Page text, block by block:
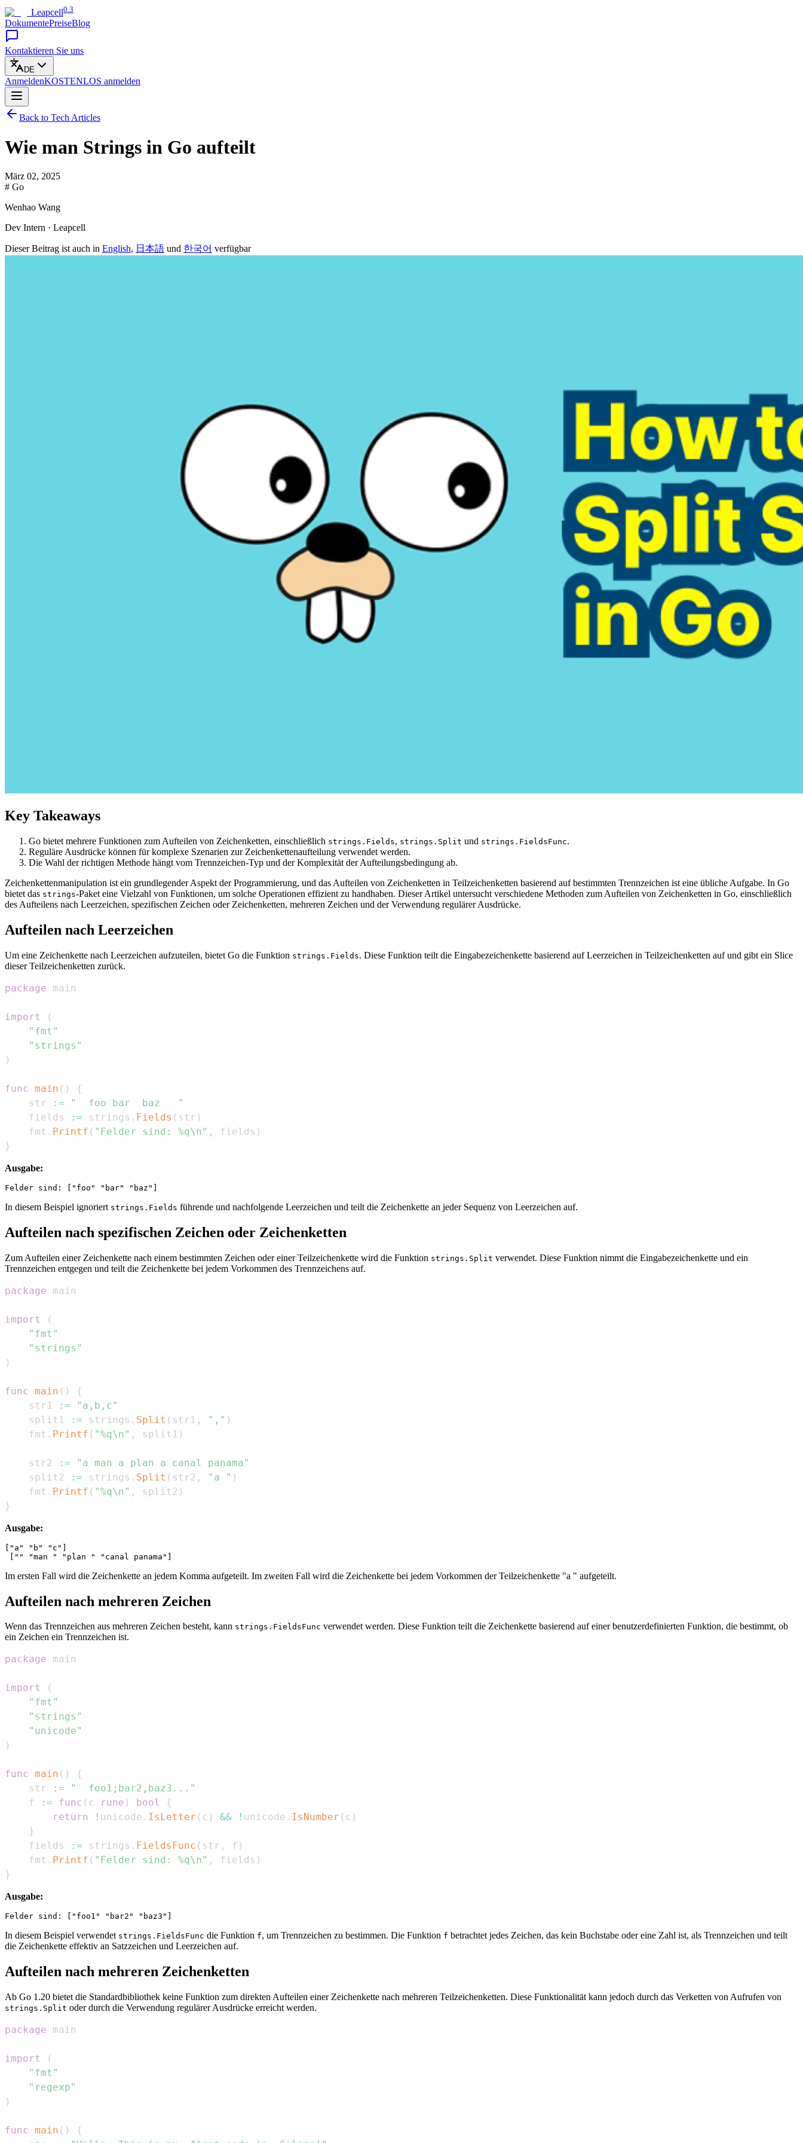
Leapcell0.3
DokumentePreiseBlog
Kontaktieren Sie uns
DE
AnmeldenKOSTENLOS anmelden
Back to Tech Articles
Wie man Strings in Go aufteilt
März 02, 2025
# Go
Wenhao Wang
Dev Intern · Leapcell
Dieser Beitrag ist auch in English, 日本語 und 한국어 verfügbar
Key Takeaways
Go bietet mehrere Funktionen zum Aufteilen von Zeichenketten, einschließlich strings.Fields, strings.Split und strings.FieldsFunc.
Reguläre Ausdrücke können für komplexe Szenarien zur Zeichenkettenaufteilung verwendet werden.
Die Wahl der richtigen Methode hängt vom Trennzeichen-Typ und der Komplexität der Aufteilungsbedingung ab.
Zeichenkettenmanipulation ist ein grundlegender Aspekt der Programmierung, und das Aufteilen von Zeichenketten in Teilzeichenketten basierend auf bestimmten Trennzeichen ist eine übliche Aufgabe. In Go
bietet das strings-Paket eine Vielzahl von Funktionen, um solche Operationen effizient zu handhaben. Dieser Artikel untersucht verschiedene Methoden zum Aufteilen von Zeichenketten in Go, einschließlich
des Aufteilens nach Leerzeichen, spezifischen Zeichen oder Zeichenketten, mehreren Zeichen und der Verwendung regulärer Ausdrücke.
Aufteilen nach Leerzeichen
Um eine Zeichenkette nach Leerzeichen aufzuteilen, bietet Go die Funktion strings.Fields. Diese Funktion teilt die Eingabezeichenkette basierend auf Leerzeichen in Teilzeichenketten auf und gibt ein Slice
dieser Teilzeichenketten zurück.
package
import
(
"fmt"
"strings"
)
func main ( )
{
    str
:=
"  foo bar  baz   "
    fields
:= strings . Fields ( str )
    fmt
. Printf ( "Felder sind: %q\n" , fields )
}
Ausgabe:
In diesem Beispiel ignoriert strings.Fields führende und nachfolgende Leerzeichen und teilt die Zeichenkette an jeder Sequenz von Leerzeichen auf.
Aufteilen nach spezifischen Zeichen oder Zeichenketten
Zum Aufteilen einer Zeichenkette nach einem bestimmten Zeichen oder einer Teilzeichenkette wird die Funktion strings.Split verwendet. Diese Funktion nimmt die Eingabezeichenkette und ein
Trennzeichen entgegen und teilt die Zeichenkette bei jedem Vorkommen des Trennzeichens auf.
package
import
(
"fmt"
"strings"
)
func main ( )
{
    str1
:=
"a,b,c"
    split1
:= strings . Split ( str1 , "," )
    fmt
. Printf ( "%q\n" , split1 )
    str2
:=
"a man a plan a canal panama"
    split2
:= strings . Split ( str2 , "a " )
    fmt
. Printf ( "%q\n" , split2 )
}
Ausgabe:
["a" "b" "c"]
Im ersten Fall wird die Zeichenkette an jedem Komma aufgeteilt. Im zweiten Fall wird die Zeichenkette bei jedem Vorkommen der Teilzeichenkette "a " aufgeteilt.
Aufteilen nach mehreren Zeichen
Wenn das Trennzeichen aus mehreren Zeichen besteht, kann strings.FieldsFunc verwendet werden. Diese Funktion teilt die Zeichenkette basierend auf einer benutzerdefinierten Funktion, die bestimmt, ob
ein Zeichen ein Trennzeichen ist.
package
import
(
"fmt"
"strings"
"unicode"
)
func main ( )
{
    str
:=
"  foo1;bar2,baz3..."
    f
:= func ( c rune ) bool
{
return
! unicode . IsLetter ( c ) && ! unicode . IsNumber ( c )
}
    fields
:= strings . FieldsFunc ( str , f )
    fmt
. Printf ( "Felder sind: %q\n" , fields )
}
Ausgabe:
In diesem Beispiel verwendet strings.FieldsFunc die Funktion f, um Trennzeichen zu bestimmen. Die Funktion f betrachtet jedes Zeichen, das kein Buchstabe oder eine Zahl ist, als Trennzeichen und teilt
die Zeichenkette effektiv an Satzzeichen und Leerzeichen auf.
Aufteilen nach mehreren Zeichenketten
Ab Go 1.20 bietet die Standardbibliothek keine Funktion zum direkten Aufteilen einer Zeichenkette nach mehreren Teilzeichenketten. Diese Funktionalität kann jedoch durch das Verketten von Aufrufen von
strings.Split oder durch die Verwendung regulärer Ausdrücke erreicht werden.
package
import
(
"fmt"
"regexp"
)
func main ( )
{